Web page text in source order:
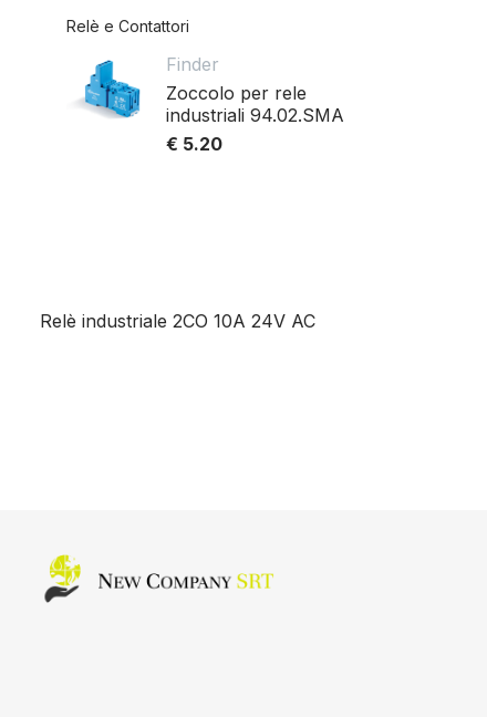
Relè e Contattori
Finder
Zoccolo per rele
industriali 94.02.SMA
€ 5.20
Relè industriale 2CO 10A 24V AC
Home page